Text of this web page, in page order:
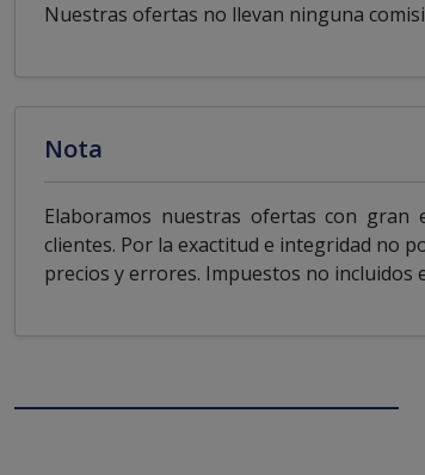
Nuestras ofertas no llevan ninguna
Nota
Elaboramos nuestras ofertas con gran
clientes. Por la exactitud e integridad no
precios y errores. Impuestos no incluidos